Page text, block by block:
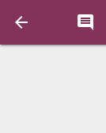
 